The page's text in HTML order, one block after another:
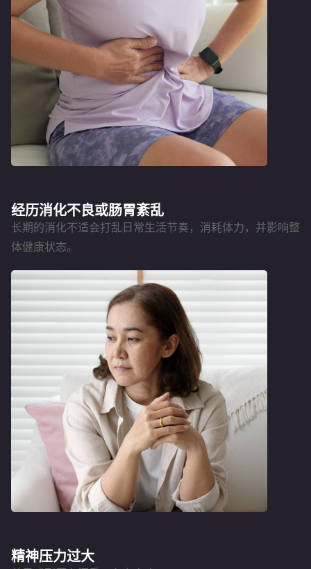
经历消化不良或肠胃紊乱
长期的消化不适会打乱日常生活节奏，消耗体力，并影响整
体健康状态。
精神压力过大